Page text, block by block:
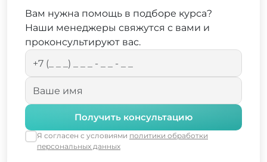
Вам нужна помощь в подборе курса?
Наши менеджеры свяжутся с вами и
проконсультируют вас.
Получить консультацию
Я согласен с условиями политики обработки
персональных данных